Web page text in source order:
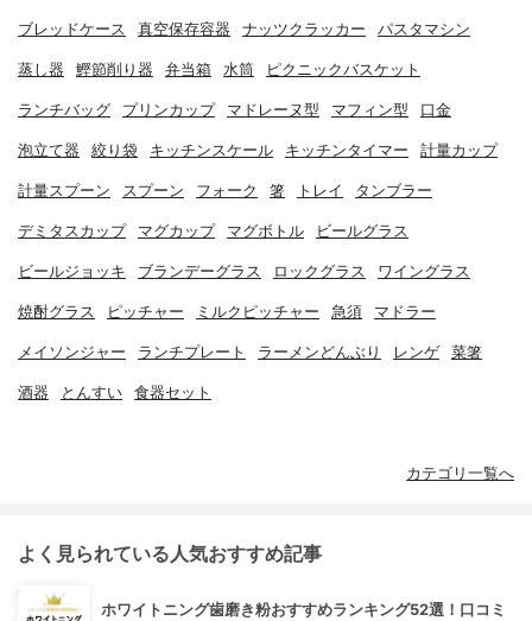
ブレッドケース 真空保存容器 ナッツクラッカー パスタマシン
蒸し器 鰹節削り器 弁当箱 水筒 ピクニックバスケット
ランチバッグ プリンカップ マドレーヌ型 マフィン型 口金
泡立て器 絞り袋 キッチンスケール キッチンタイマー 計量カップ
計量スプーン スプーン フォーク 箸 トレイ タンブラー
デミタスカップ マグカップ マグボトル ビールグラス
ビールジョッキ ブランデーグラス ロックグラス ワイングラス
焼酎グラス ピッチャー ミルクピッチャー 急須 マドラー
メイソンジャー ランチプレート ラーメンどんぶり レンゲ 菜箸
酒器 とんすい 食器セット
カテゴリ一覧へ
よく見られている人気おすすめ記事
ホワイトニング歯磨き粉おすすめランキング52選！口コミ